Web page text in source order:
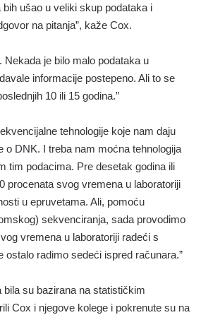
ušao u veliki skup podataka i
na pitanja”, kaže Cox.
Nekada je bilo malo podataka u
informacije postepeno. Ali to se
10 ili 15 godina.”
tehnologije koje nam daju
o DNK. I treba nam moćna tehnologija
tim podacima. Pre desetak godina ili
procenata svog vremena u laboratoriji
u epruvetama. Ali, pomoću
sekvenciranja, sada provodimo
vremena u laboratoriji radeći s
ostalo radimo sedeći ispred računara.”
su bazirana na statističkim
Cox i njegove kolege i pokrenute su na